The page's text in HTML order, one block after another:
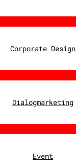
Corporate Design
Dialogmarketing
Event